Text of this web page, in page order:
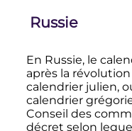
Russie
En Russie, le
après la
calendrier julien,
calendrier
Conseil des
décret selon